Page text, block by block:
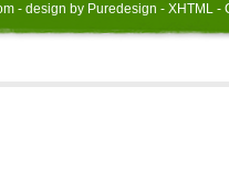
- design by Puredesign - XHTML -